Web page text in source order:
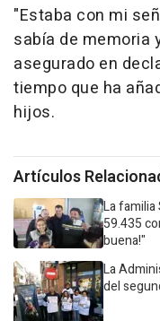
"Estaba con mi
sabía de memoria
asegurado en
tiempo que ha
hijos.
Artículos
La familia
59.435
buena!"
La
del